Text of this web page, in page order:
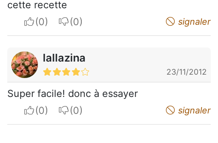
cette recette
I apreciateI do not appreciate signaler
lallazina
23/11/2012
Super facile! donc à essayer
I apreciateI do not appreciate signaler